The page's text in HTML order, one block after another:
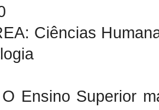
Ciências
O Ensino Superior